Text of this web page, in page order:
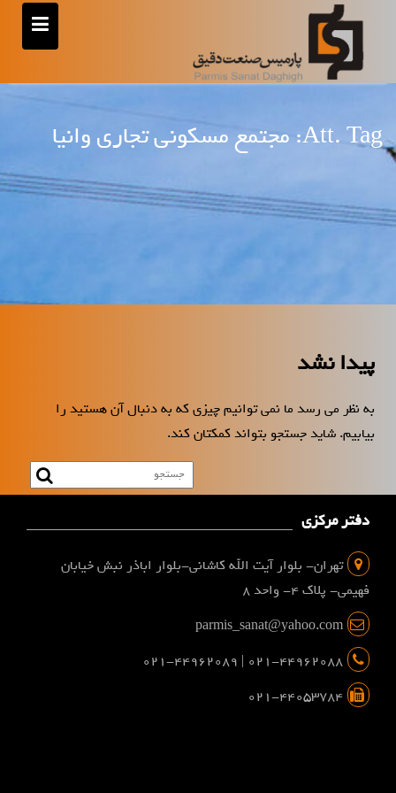
Att. Tag: مجتمع مسکونی تجاری وانیا
پیدا نشد
به نظر می رسد ما نمی توانیم چیزی که به دنبال آن هستید را
بیابیم. شاید جستجو بتواند کمکتان کند.
دفتر مرکزی
تهران- بلوار آیت الله کاشانی-بلوار اباذر نبش خیابان
فهیمی- پلاک 4- واحد 8
parmis_sanat@yahoo.com
021-44962088 | 021-44962089
021-44053784